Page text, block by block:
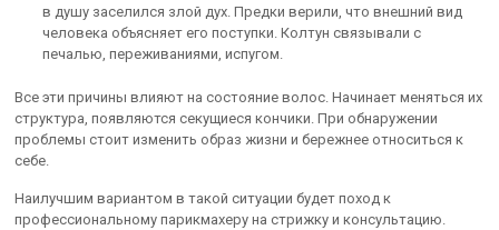
в душу заселился злой дух. Предки верили, что внешний вид
человека объясняет его поступки. Колтун связывали с
печалью, переживаниями, испугом.
Все эти причины влияют на состояние волос. Начинает меняться их
структура, появляются секущиеся кончики. При обнаружении
проблемы стоит изменить образ жизни и бережнее относиться к
себе.
Наилучшим вариантом в такой ситуации будет поход к
профессиональному парикмахеру на стрижку и консультацию.